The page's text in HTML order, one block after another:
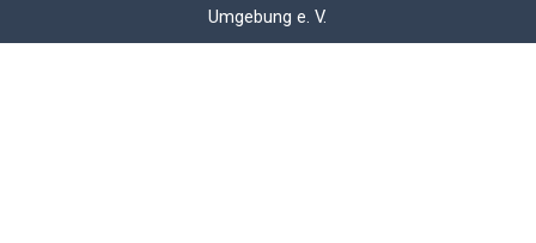
Umgebung e. V.